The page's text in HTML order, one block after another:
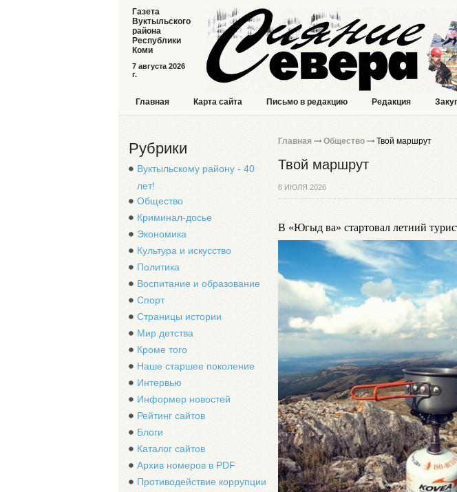
7 августа 2026
г.
Газета
Вуктыльского
района
Республики
Коми
Главная Карта сайта Письмо в редакцию Редакция
Рубрики
Вуктыльскому району - 40
лет!
Общество
Криминал-досье
Экономика
Культура и искусство
Политика
Воспитание и образование
Спорт
Страницы истории
Мир детства
Кроме того
Наше старшее поколение
Интервью
Информер новостей
Рейтинг сайтов
Блоги
Каталог сайтов
Архив номеров в PDF
Противодействие коррупции
Главная Общество Твой маршрут
Твой маршрут
8 ИЮЛЯ 2026
В «Югыд ва» стартовал летний